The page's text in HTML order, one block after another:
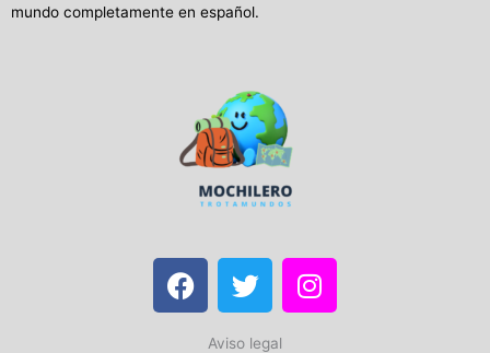
mundo completamente en español.
F
a
T
w
I
n
Aviso legal